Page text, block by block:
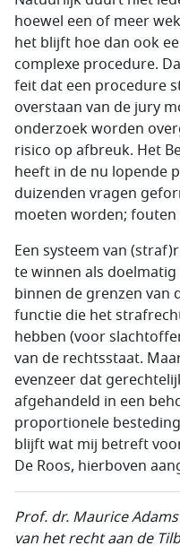
hoewel een of meer
het blijft hoe dan ook
complexe procedure.
feit dat een procedure
overstaan van de jury
onderzoek worden
risico op afbreuk. Het
heeft in de nu lopende
duizenden vragen
moeten worden;
Een systeem van
te winnen als
binnen de grenzen van
functie die het
hebben (voor
van de rechtsstaat.
evenzeer dat
afgehandeld in een
proportionele
blijft wat mij betreft
De Roos, hierboven
Prof. dr. Maurice
van het recht aan de